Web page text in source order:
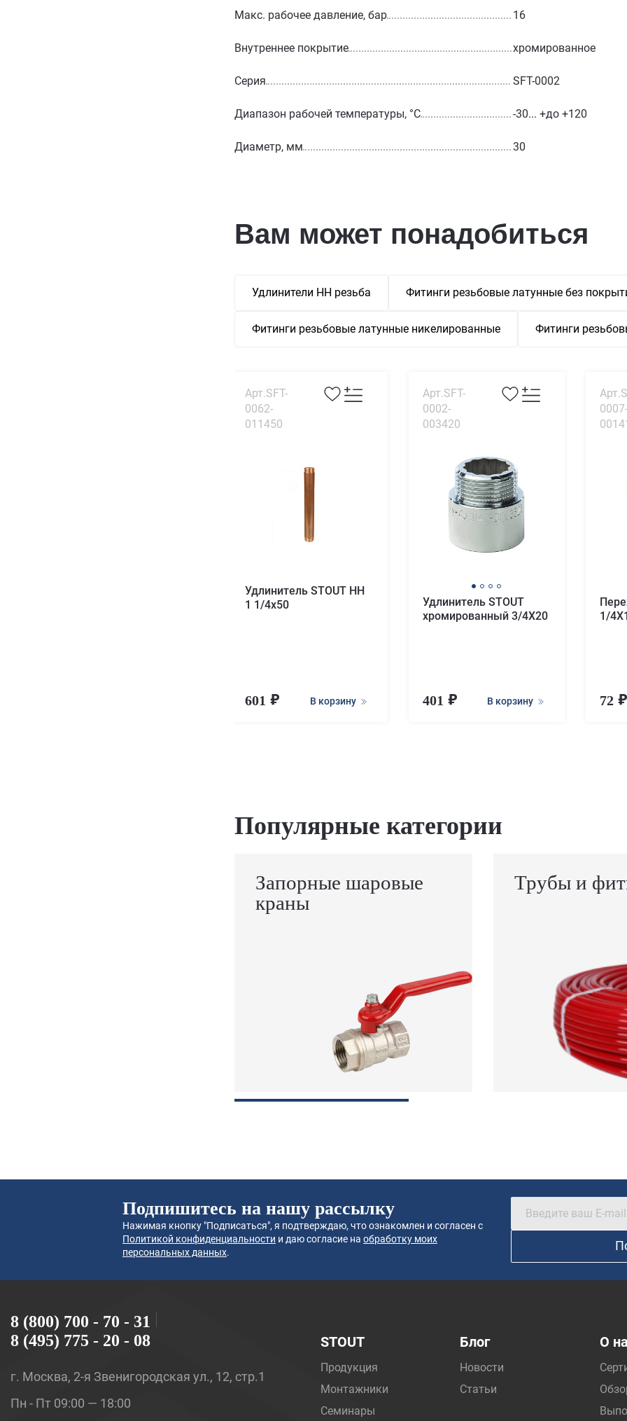
Макс. рабочее давление, бар 16
Внутреннее покрытие хромированное
Серия SFT-0002
Диапазон рабочей температуры, °С -30... +до +120
Диаметр, мм 30
Вам может понадобиться
Удлинители НН резьба Фитинги резьбовые латунные без
Фитинги резьбовые латунные никелированные Фитинги
Арт.SFT-
0062-
011450
Удлинитель STOUT НН
1 1/4x50
601 В корзину
Арт.SFT-
0002-
003420
Удлинитель STOUT
хромированный 3/4X20
401 В корзину
0007-
1/
72
Популярные категории
Запорные шаровые
краны
Трубы и
Подпишитесь на нашу рассылку
Нажимая кнопку "Подписаться", я подтверждаю, что ознакомлен и согласен с
Политикой конфиденциальности и даю согласие на обработку моих
персональных данных.
8 (800) 700 - 70 - 31
8 (495) 775 - 20 - 08
г. Москва, 2-я Звенигородская ул., 12, стр.1
Пн - Пт 09:00 — 18:00
STOUT
Продукция
Монтажники
Семинары
Блог
Новости
Статьи
О